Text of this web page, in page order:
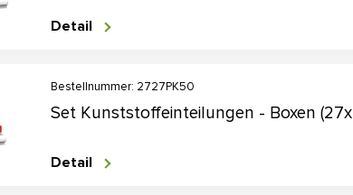
Detail
Bestellnummer: 2727PK50
Set Kunststoffeinteilungen - Boxen
Detail